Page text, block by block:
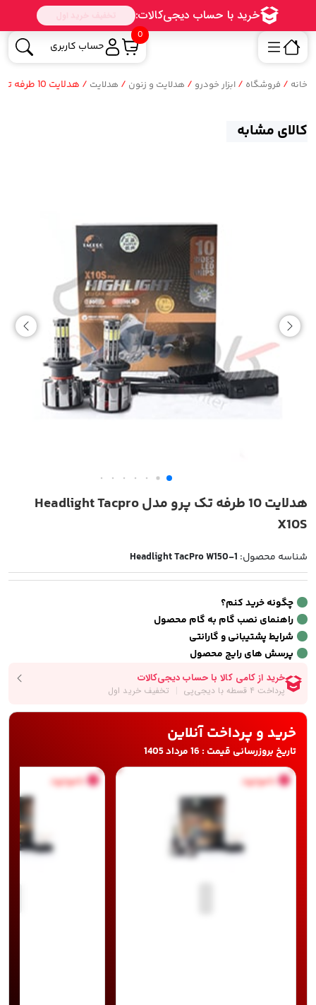
0
حساب کاربری
خانه / فروشگاه / ابزار خودرو / هدلایت و زنون / هدلایت / هدلایت 10 طرفه تک پرو مدل Headlight Tacpro X10S
کالای مشابه
هدلایت 10 طرفه تک پرو مدل Headlight Tacpro
X10S
شناسه محصول: Headlight TacPro W150-1
چگونه خرید کنم؟
راهنمای نصب گام به گام محصول
شرایط پشتیبانی و گارانتی
پرسش های رایج محصول
خرید و پرداخت آنلاین
تاریخ بروزرسانی قیمت : 16 مرداد 1405
ناموجود
ناموجود